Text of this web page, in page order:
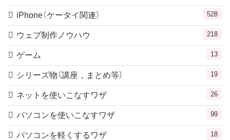
iPhone（ケータイ関連） 528
ウェブ制作ノウハウ 218
ゲーム 13
シリーズ物（講座，まとめ等） 19
ネットを使いこなすワザ 26
パソコンを使いこなすワザ 99
パソコンを軽くするワザ 18